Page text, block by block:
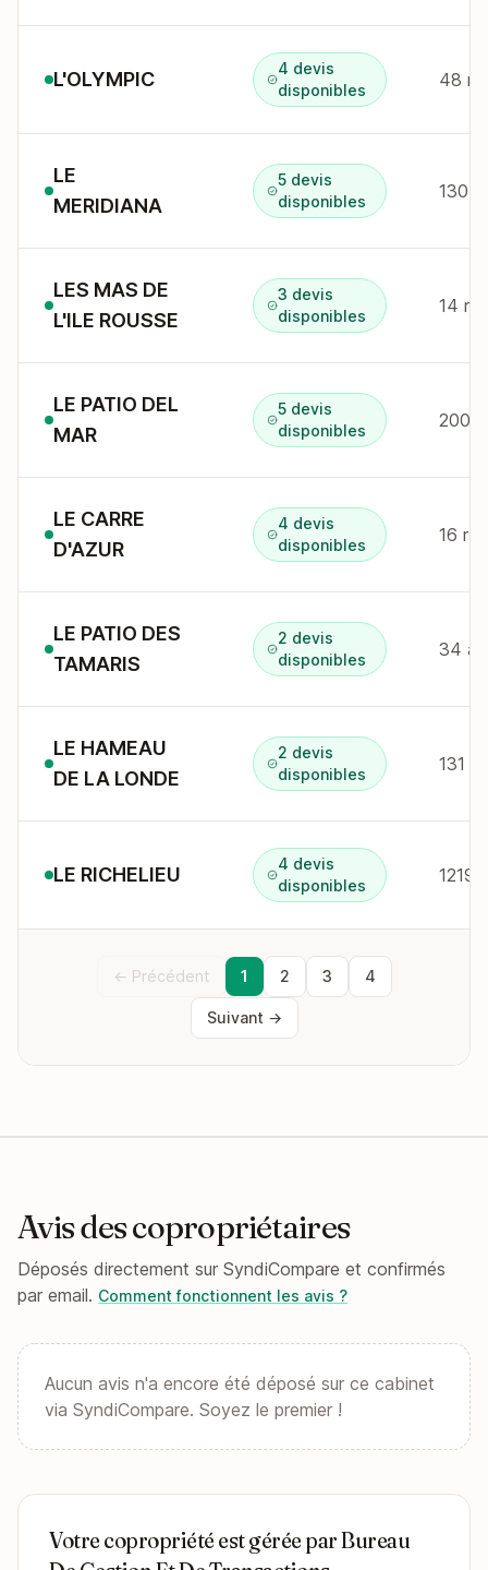
L'OLYMPIC
4 devis
disponibles
48 r
LE
MERIDIANA
5 devis
disponibles
LES MAS DE
L'ILE ROUSSE
3 devis
disponibles
14 r
LE PATIO DEL
MAR
5 devis
disponibles
LE CARRE
D'AZUR
4 devis
disponibles
16 r
LE PATIO DES
TAMARIS
2 devis
disponibles
LE HAMEAU
DE LA LONDE
2 devis
disponibles
LE RICHELIEU
4 devis
disponibles
← Précédent 1 2 3 4
Suivant →
Avis des copropriétaires
Déposés directement sur SyndiCompare et confirmés
par email. Comment fonctionnent les avis ?
Aucun avis n'a encore été déposé sur ce cabinet
via SyndiCompare. Soyez le premier !
Votre copropriété est gérée par Bureau